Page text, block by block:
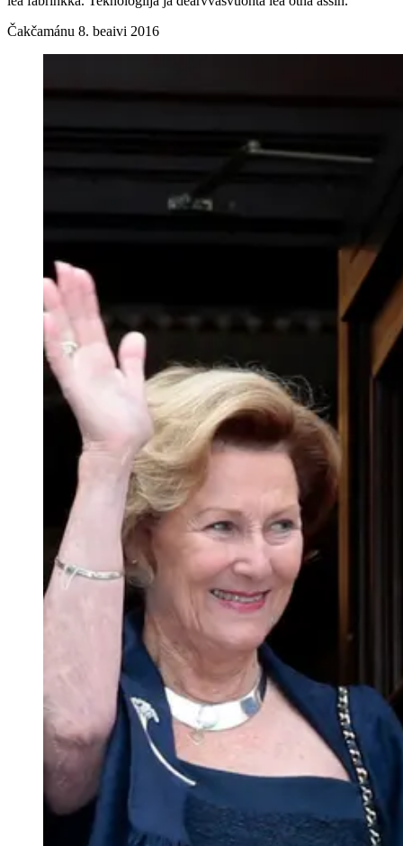
Čakčamánu 8. beaivi 2016